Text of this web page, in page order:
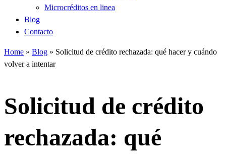
Microcréditos en linea
Blog
Contacto
Home » Blog » Solicitud de crédito rechazada: qué hacer y cuándo
volver a intentar
Solicitud de crédito
rechazada: qué